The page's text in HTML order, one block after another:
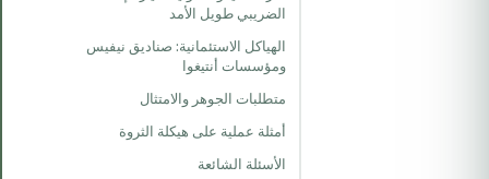
الضريبي طويل الأمد
الهياكل الاستئمانية: صناديق نيفيس
ومؤسسات أنتيغوا
متطلبات الجوهر والامتثال
أمثلة عملية على هيكلة الثروة
الأسئلة الشائعة